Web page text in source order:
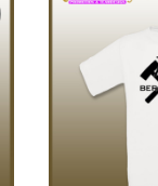
T-Shirt Unisex "SV